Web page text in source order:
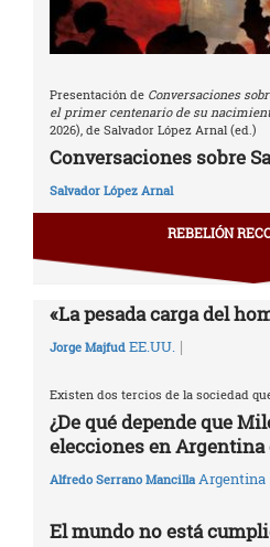
Presentación de Conversaciones
el primer centenario de su
2026), de Salvador López Arnal (ed.)
Conversaciones sobre
Salvador López Arnal
REBELIÓN
«La pesada carga del
Jorge Majfud EE.UU. |
Existen dos tercios de la sociedad
¿De qué depende que
elecciones en Argentina
Alfredo Serrano Mancilla Argentina
El mundo no está